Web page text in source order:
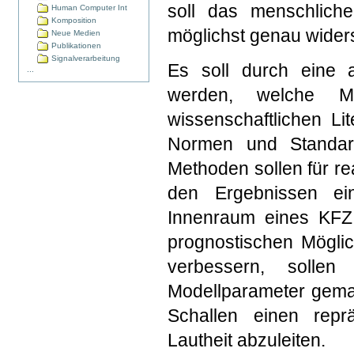
Human Computer Int
Komposition
Neue Medien
Publikationen
Signalverarbeitung
soll das
möglichst genau
Es soll durch eine
werden, welche
wissenschaftlichen
Normen und
Methoden sollen für
den Ergebnissen
Innenraum eines
prognostischen
verbessern,
Modellparameter
Schallen einen
Lautheit abzuleiten.